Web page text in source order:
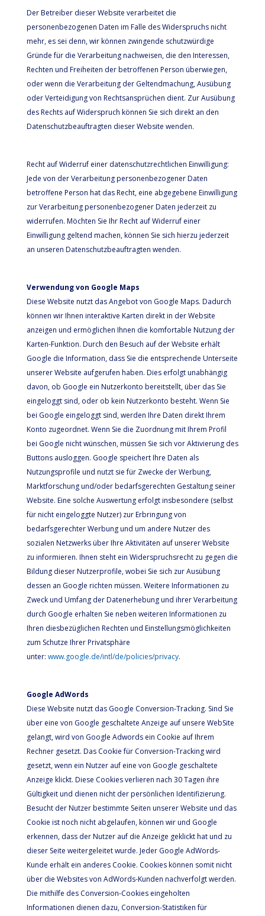
Der Betreiber dieser Website verarbeitet die
personenbezogenen Daten im Falle des Widerspruchs nicht
mehr, es sei denn, wir können zwingende schutzwürdige
Gründe für die Verarbeitung nachweisen, die den Interessen,
Rechten und Freiheiten der betroffenen Person überwiegen,
oder wenn die Verarbeitung der Geltendmachung, Ausübung
oder Verteidigung von Rechtsansprüchen dient. Zur Ausübung
des Rechts auf Widerspruch können Sie sich direkt an den
Datenschutzbeauftragten dieser Website wenden.
Recht auf Widerruf einer datenschutzrechtlichen Einwilligung:
Jede von der Verarbeitung personenbezogener Daten
betroffene Person hat das Recht, eine abgegebene Einwilligung
zur Verarbeitung personenbezogener Daten jederzeit zu
widerrufen. Möchten Sie Ihr Recht auf Widerruf einer
Einwilligung geltend machen, können Sie sich hierzu jederzeit
an unseren Datenschutzbeauftragten wenden.
Verwendung von Google Maps
Diese Website nutzt das Angebot von Google Maps. Dadurch
können wir Ihnen interaktive Karten direkt in der Website
anzeigen und ermöglichen Ihnen die komfortable Nutzung der
Karten-Funktion. Durch den Besuch auf der Website erhält
Google die Information, dass Sie die entsprechende Unterseite
unserer Website aufgerufen haben. Dies erfolgt unabhängig
davon, ob Google ein Nutzerkonto bereitstellt, über das Sie
eingeloggt sind, oder ob kein Nutzerkonto besteht. Wenn Sie
bei Google eingeloggt sind, werden Ihre Daten direkt Ihrem
Konto zugeordnet. Wenn Sie die Zuordnung mit Ihrem Profil
bei Google nicht wünschen, müssen Sie sich vor Aktivierung des
Buttons ausloggen. Google speichert Ihre Daten als
Nutzungsprofile und nutzt sie für Zwecke der Werbung,
Marktforschung und/oder bedarfsgerechten Gestaltung seiner
Website. Eine solche Auswertung erfolgt insbesondere (selbst
für nicht eingeloggte Nutzer) zur Erbringung von
bedarfsgerechter Werbung und um andere Nutzer des
sozialen Netzwerks über Ihre Aktivitäten auf unserer Website
zu informieren. Ihnen steht ein Widerspruchsrecht zu gegen die
Bildung dieser Nutzerprofile, wobei Sie sich zur Ausübung
dessen an Google richten müssen. Weitere Informationen zu
Zweck und Umfang der Datenerhebung und ihrer Verarbeitung
durch Google erhalten Sie neben weiteren Informationen zu
Ihren diesbezüglichen Rechten und Einstellungsmöglichkeiten
zum Schutze Ihrer Privatsphäre
unter: www.google.de/intl/de/policies/privacy.
Google AdWords
Diese Website nutzt das Google Conversion-Tracking. Sind Sie
über eine von Google geschaltete Anzeige auf unsere WebSite
gelangt, wird von Google Adwords ein Cookie auf Ihrem
Rechner gesetzt. Das Cookie für Conversion-Tracking wird
gesetzt, wenn ein Nutzer auf eine von Google geschaltete
Anzeige klickt. Diese Cookies verlieren nach 30 Tagen ihre
Gültigkeit und dienen nicht der persönlichen Identifizierung.
Besucht der Nutzer bestimmte Seiten unserer Website und das
Cookie ist noch nicht abgelaufen, können wir und Google
erkennen, dass der Nutzer auf die Anzeige geklickt hat und zu
dieser Seite weitergeleitet wurde. Jeder Google AdWords-
Kunde erhält ein anderes Cookie. Cookies können somit nicht
über die Websites von AdWords-Kunden nachverfolgt werden.
Die mithilfe des Conversion-Cookies eingeholten
Informationen dienen dazu, Conversion-Statistiken für